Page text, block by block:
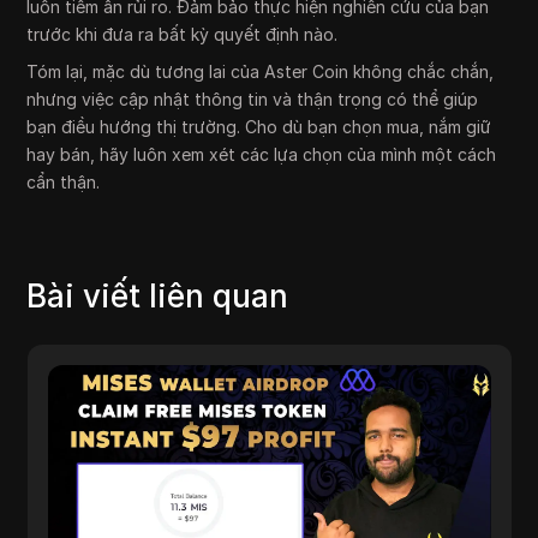
luôn tiềm ẩn rủi ro. Đảm bảo thực hiện nghiên cứu của bạn
trước khi đưa ra bất kỳ quyết định nào.
Tóm lại, mặc dù tương lai của Aster Coin không chắc chắn,
nhưng việc cập nhật thông tin và thận trọng có thể giúp
bạn điều hướng thị trường. Cho dù bạn chọn mua, nắm giữ
hay bán, hãy luôn xem xét các lựa chọn của mình một cách
cẩn thận.
Bài viết liên quan